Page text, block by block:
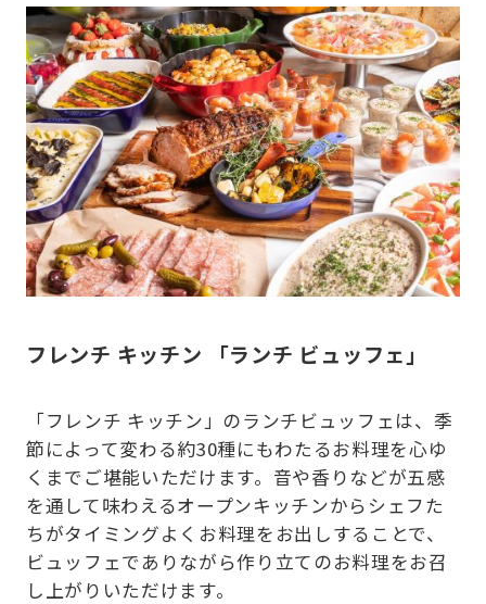
フレンチ キッチン 「ランチ ビュッフェ」
「フレンチ キッチン」のランチビュッフェは、季
節によって変わる約30種にもわたるお料理を心ゆ
くまでご堪能いただけます。音や香りなどが五感
を通して味わえるオープンキッチンからシェフた
ちがタイミングよくお料理をお出しすることで、
ビュッフェでありながら作り立てのお料理をお召
し上がりいただけます。